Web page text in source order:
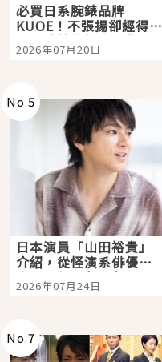
必買日系腕錶品牌
KUOE！不張揚卻經得起
時間洗鍊的經典之作五
選
2026年07月20日
No.5
日本演員「山田裕貴」
介紹，從怪演系俳優走
向國民級日劇主角
2026年07月24日
No.7